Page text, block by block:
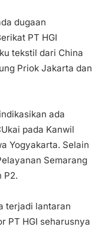
dugaan
PT HGI
tekstil dari China
Priok Jakarta dan
ada
pada Kanwil
Yogyakarta. Selain
Semarang
P2.
terjadi lantaran
PT HGI seharusnya